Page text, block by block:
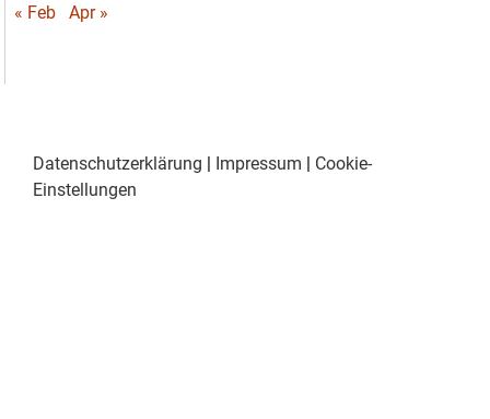
« Feb
Apr »
Datenschutzerklärung | Impressum | Cookie-
Einstellungen